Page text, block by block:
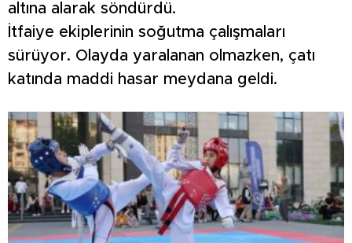
altına alarak söndürdü.
İtfaiye ekiplerinin soğutma çalışmaları
sürüyor. Olayda yaralanan olmazken, çatı
katında maddi hasar meydana geldi.